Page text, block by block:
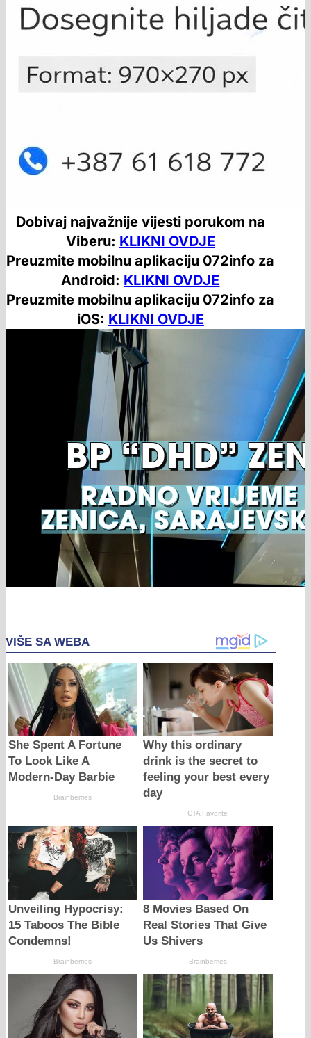
Dobivaj najvažnije vijesti porukom na
Viberu: KLIKNI OVDJE
Preuzmite mobilnu aplikaciju 072info za
Android: KLIKNI OVDJE
Preuzmite mobilnu aplikaciju 072info za
iOS: KLIKNI OVDJE